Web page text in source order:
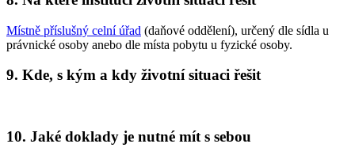
Místně příslušný celní úřad (daňové oddělení), určený dle sídla u
právnické osoby anebo dle místa pobytu u fyzické osoby.
9. Kde, s kým a kdy životní situaci řešit
10. Jaké doklady je nutné mít s sebou